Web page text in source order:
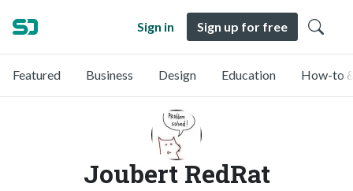
Sign in Sign up for free
Featured Business Design Education How-to
Joubert RedRat